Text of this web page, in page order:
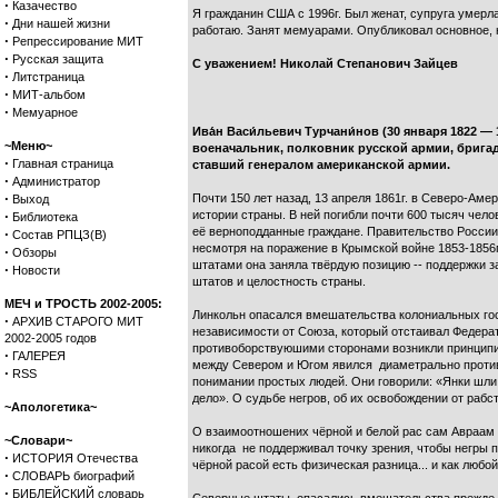
· Казачество
· Дни нашей жизни
· Репрессирование МИТ
· Русская защита
· Литстраница
· МИТ-альбом
· Мемуарное
~Меню~
· Главная страница
· Администратор
· Выход
· Библиотека
· Состав РПЦЗ(В)
· Обзоры
· Новости
МЕЧ и ТРОСТЬ 2002-2005:
· АРХИВ СТАРОГО МИТ
2002-2005 годов
· ГАЛЕРЕЯ
· RSS
~Апологетика~
~Словари~
· ИСТОРИЯ Отечества
· СЛОВАРЬ биографий
· БИБЛЕЙСКИЙ словарь
Я гражданин США с 1996г. Был женат, супруга
работаю. Занят мемуарами. Опубликовал основное,
С уважением! Николай Степанович Зайцев
Ива́н Васи́льевич Турчани́нов (30 января 1822
военачальник, полковник русской армии,
ставший генералом американской армии.
Почти 150 лет назад, 13 апреля 1861г. в Северо-
истории страны. В ней погибли почти 600 тысяч
её верноподданные граждане. Правительство
несмотря на поражение в Крымской войне 1853-
штатами она заняла твёрдую позицию -- поддержки
штатов и целостность страны.
Линкольн опасался вмешательства колониальных
независимости от Союза, который отстаивал
противоборствуюшими сторонами возникли
между Севером и Югом явился диаметрально
понимании простых людей. Они говорили: «Янки
дело». О судьбе негров, об их освобождении от
О взаимоотношених чёрной и белой рас сам Авраам
никогда не поддерживал точку зрения, чтобы
чёрной расой есть физическая разница... и как